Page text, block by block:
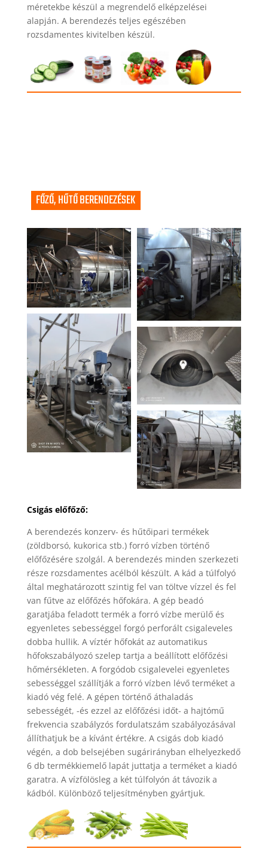
méretekbe készül a megrendelő elképzelései
alapján. A berendezés teljes egészében
rozsdamentes kivitelben készül.
FŐZŐ, HŰTŐ BERENDEZÉSEK
Csigás előfőző:
A berendezés konzerv- és hűtőipari termékek
(zöldborsó, kukorica stb.) forró vízben történő
előfőzésére szolgál. A berendezés minden szerkezeti
része rozsdamentes acélból készült. A kád a túlfolyó
által meghatározott szintig fel van töltve vízzel és fel
van fűtve az előfőzés hőfokára. A gép beadó
garatjába feladott termék a forró vízbe merülő és
egyenletes sebességgel forgó perforált csigaleveles
dobba hullik. A víztér hőfokát az automatikus
hőfokszabályozó szelep tartja a beállított előfőzési
hőmérsékleten. A forgódob csigalevelei egyenletes
sebességgel szállítják a forró vízben lévő terméket a
kiadó vég felé. A gépen történő áthaladás
sebességét, -és ezzel az előfőzési időt- a hajtómű
frekvencia szabályzós fordulatszám szabályozásával
állíthatjuk be a kívánt értékre. A csigás dob kiadó
végén, a dob belsejében sugárirányban elhelyezkedő
6 db termékkiemelő lapát juttatja a terméket a kiadó
garatra. A vízfölösleg a két túlfolyón át távozik a
kádból. Különböző teljesítményben gyártjuk.